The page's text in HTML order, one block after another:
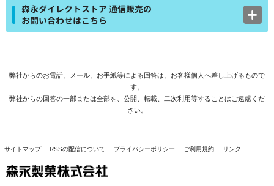
森永ダイレクトストア 通信販売の
お問い合わせはこちら
弊社からのお電話、メール、お手紙等による回答は、お客様個人へ差し上げるもので
す。
弊社からの回答の一部または全部を、公開、転載、二次利用等することはご遠慮くだ
さい。
サイトマップ RSSの配信について プライバシーポリシー ご利用規約 リンク